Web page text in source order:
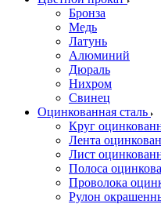
Бронза
Медь
Латунь
Алюминий
Дюраль
Нихром
Свинец
Оцинкованная сталь
Круг
Лента
Лист
Полоса
Проволока
Рулон